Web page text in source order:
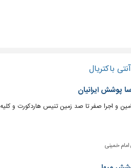
باکتریال
پوشش ایرانیان
و اجرا صفر تا صد زمین تنیس هاردکورت و کلیه
امام خمینی